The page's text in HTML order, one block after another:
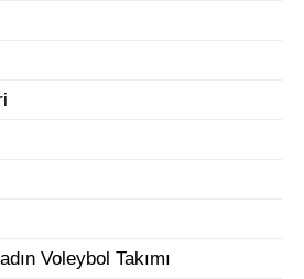
Voleybol Takımı